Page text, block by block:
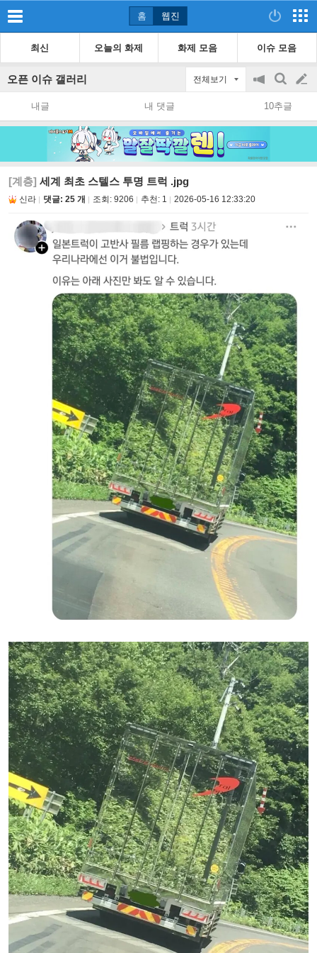
홈 웹진
최신 오늘의 화제 화제 모음 이슈 모음
오픈 이슈 갤러리 전체보기
공
지
on/off
검
색
글
쓰
내글 내 댓글 10추글
[계층] 세계 최초 스텔스 투명 트럭 .jpg
신라 댓글: 25 개 조회: 9206 추천: 1 2026-05-16 12:33:20